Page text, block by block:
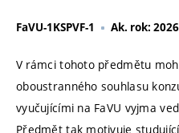
FaVU-1KSPVF-1 Ak. rok:
V rámci tohoto předmětu
oboustranného souhlasu
vyučujícími na FaVU vyjma
Předmět tak motivuje